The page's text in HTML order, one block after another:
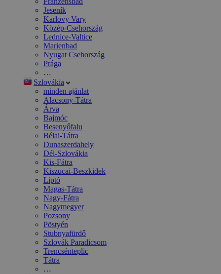
Jeseník
Karlovy Vary
Közép-Csehország
Lednice-Valtice
Marienbad
Nyugat Csehország
Prága
…
Szlovákia
minden ajánlat
Alacsony-Tátra
Árva
Bajmóc
Besenyőfalu
Bélai-Tátra
Dunaszerdahely
Dél-Szlovákia
Kis-Fátra
Kiszucai-Beszkidek
Liptó
Magas-Tátra
Nagy-Fátra
Nagymegyer
Pozsony
Pöstyén
Stubnyafürdő
Szlovák Paradicsom
Trencsénteplic
Tátra
…